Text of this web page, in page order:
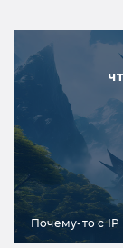
Почему-то с IP